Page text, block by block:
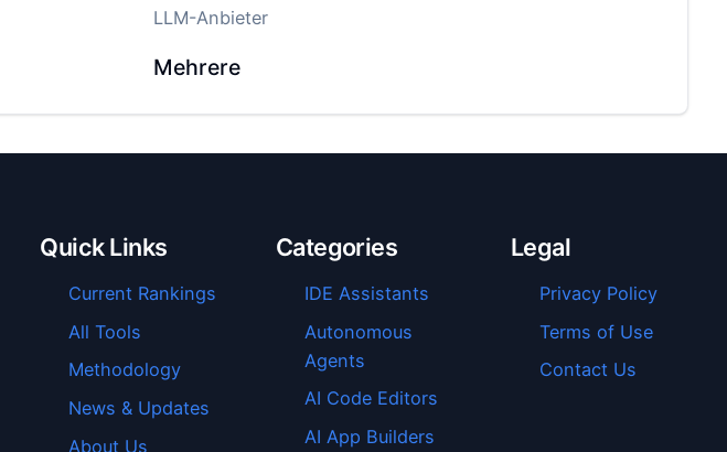
LLM-Anbieter
Mehrere
Quick Links
Current Rankings
All Tools
Methodology
News & Updates
About Us
Categories
IDE Assistants
Autonomous
Agents
AI Code Editors
AI App Builders
Legal
Privacy Policy
Terms of Use
Contact Us